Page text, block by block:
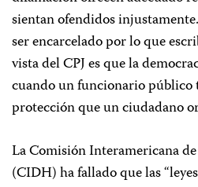
sientan ofendidos
ser encarcelado por lo que
vista del CPJ es que la
cuando un funcionario público
protección que un ciudadano
La Comisión Interamericana
(CIDH) ha fallado que las